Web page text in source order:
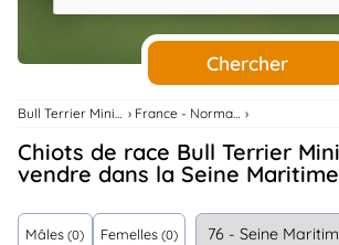
Étalons
Chiens
Services
..
Chercher
Bull Terrier Miniature France - Normandie
Chiots de race Bull Terrier Miniature à
vendre dans la Seine Maritime
Mâles (0) Femelles (0)